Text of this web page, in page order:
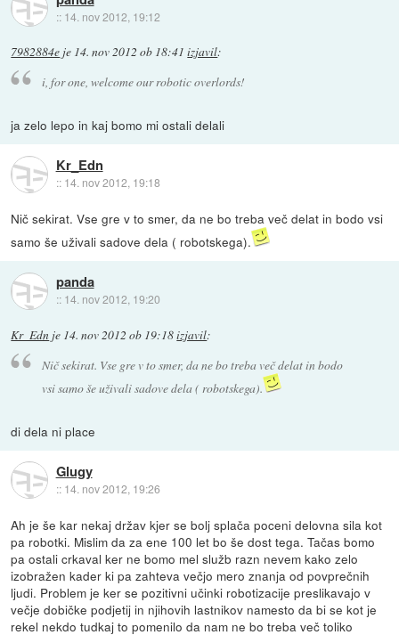
:: 14. nov 2012, 19:12
7982884e je 14. nov 2012 ob 18:41 izjavil:
i, for one, welcome our robotic overlords!
ja zelo lepo in kaj bomo mi ostali delali
Kr_Edn
:: 14. nov 2012, 19:18
Nič sekirat. Vse gre v to smer, da ne bo treba več delat in bodo vsi
samo še uživali sadove dela ( robotskega).
panda
:: 14. nov 2012, 19:20
Kr_Edn je 14. nov 2012 ob 19:18izjavil:
Nič sekirat. Vse gre v to smer, da ne bo treba več delat in bodo
vsi samo še uživali sadove dela ( robotskega).
di dela ni place
Glugy
:: 14. nov 2012, 19:26
Ah je še kar nekaj držav kjer se bolj splača poceni delovna sila kot
pa robotki. Mislim da za ene 100 let bo še dost tega. Tačas bomo
pa ostali crkaval ker ne bomo mel služb razn nevem kako zelo
izobražen kader ki pa zahteva večjo mero znanja od povprečnih
ljudi. Problem je ker se pozitivni učinki robotizacije preslikavajo v
večje dobičke podjetij in njihovih lastnikov namesto da bi se kot je
rekel nekdo tudkaj to pomenilo da nam ne bo treba več toliko